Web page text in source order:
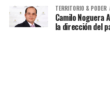
TERRITORIO & PODER
Camilo Noguera
la dirección del